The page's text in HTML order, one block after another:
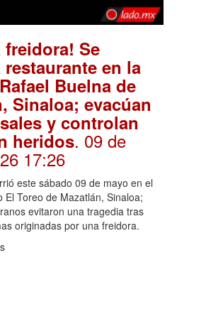
freidora! Se
en la
Buelna de
Sinaloa; evacúan
y controlan
heridos. 09 de
17:26
este sábado 09 de mayo en el
El Toreo de Mazatlán, Sinaloa;
evitaron una tragedia tras
originadas por una freidora.